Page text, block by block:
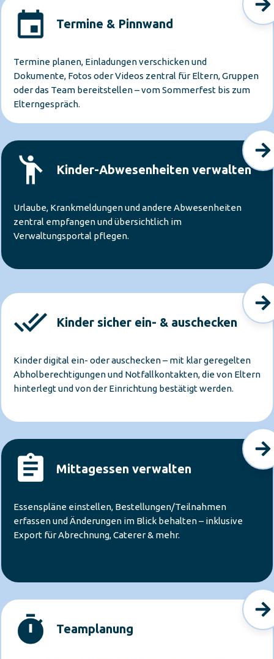
Termine & Pinnwand
Termine planen, Einladungen verschicken und
Dokumente, Fotos oder Videos zentral für Eltern, Gruppen
oder das Team bereitstellen – vom Sommerfest bis zum
Elterngespräch.
Kinder-Abwesenheiten verwalten
Urlaube, Krankmeldungen und andere Abwesenheiten
zentral empfangen und übersichtlich im
Verwaltungsportal pflegen.
Kinder sicher ein- & auschecken
Kinder digital ein- oder auschecken – mit klar geregelten
Abholberechtigungen und Notfallkontakten, die von Eltern
hinterlegt und von der Einrichtung bestätigt werden.
Mittagessen verwalten
Essenspläne einstellen, Bestellungen/Teilnahmen
erfassen und Änderungen im Blick behalten – inklusive
Export für Abrechnung, Caterer & mehr.
Teamplanung